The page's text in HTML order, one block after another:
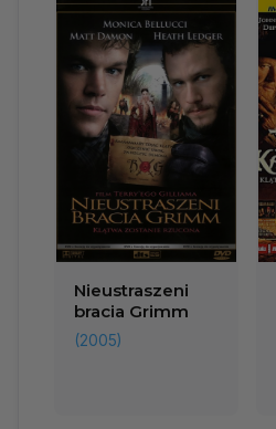
Nieustraszeni
bracia Grimm
(2005)